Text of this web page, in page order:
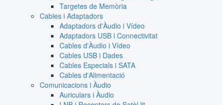
Targetes de Memòria
Cables i Adaptadors
Adaptadors d'Àudio i Vídeo
Adaptadors USB i Connectivitat
Cables d'Àudio i Vídeo
Cables USB i Dades
Cables Especials i SATA
Cables d'Alimentació
Comunicacions i Àudio
Auriculars i Àudio